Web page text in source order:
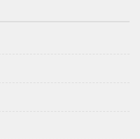
漏えいなどの危険を防
実施し、個人情報を